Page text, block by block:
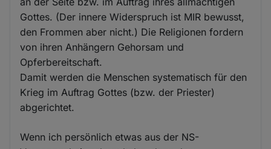
Gottes. (Der innere Widerspruch ist MIR bewusst,
den Frommen aber nicht.) Die Religionen fordern
von ihren Anhängern Gehorsam und
Opferbereitschaft.
Damit werden die Menschen systematisch für den
Krieg im Auftrag Gottes (bzw. der Priester)
abgerichtet.
Wenn ich persönlich etwas aus der NS-